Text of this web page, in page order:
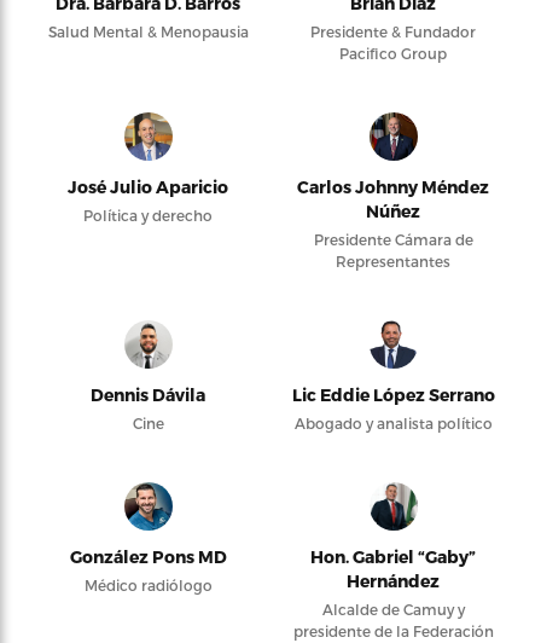
Salud Mental & Menopausia
Presidente & Fundador
Pacifico Group
José Julio Aparicio
Política y derecho
Carlos Johnny Méndez
Núñez
Presidente Cámara de
Representantes
Dennis Dávila
Cine
Lic Eddie López Serrano
Abogado y analista político
González Pons MD
Médico radiólogo
Hon. Gabriel “Gaby”
Hernández
Alcalde de Camuy y
presidente de la Federación